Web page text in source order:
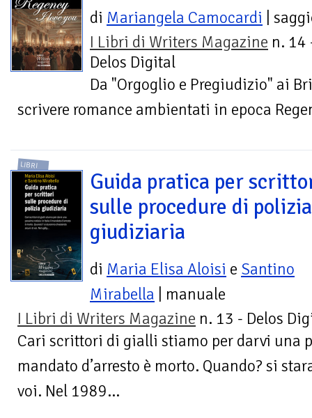
di Mariangela Camocardi |
I Libri di Writers Magazine n. 14
Delos Digital
Da "Orgoglio e Pregiudizio" ai
scrivere romance ambientati in epoca
LIBRI
Guida pratica per
sulle procedure di polizia
giudiziaria
di Maria Elisa Aloisi e Santino
Mirabella | manuale
I Libri di Writers Magazine n. 13 - Delos
Cari scrittori di gialli stiamo per darvi una
mandato d’arresto è morto. Quando? si
voi. Nel 1989…